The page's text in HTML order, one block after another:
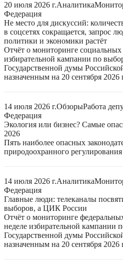
20 июля 2026 г.Аналитика
Федерация
Не место для дискуссий:
в соцсетях сокращается, запрос
политики и экономики растёт
Отчёт о мониторинге социальных
избирательной кампании по
Государственной думы
назначенным на 20 сентября 2026
14 июля 2026 г.ОбзорыРабота
Федерация
Экология или бизнес? Самые
2026
Пять наиболее опасных
природоохранного регулирования
14 июля 2026 г.Аналитика
Федерация
Главные люди: телеканалы
выборов, а ЦИК России
Отчёт о мониторинге
неделе избирательной кампании
Государственной думы
назначенным на 20 сентября 2026